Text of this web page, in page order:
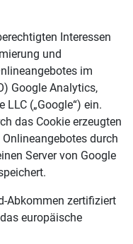
Interessen
und
im
Google Analytics,
(„Google“) ein.
das Cookie erzeugten
durch
Server von Google
Abkommen zertifiziert
europäische